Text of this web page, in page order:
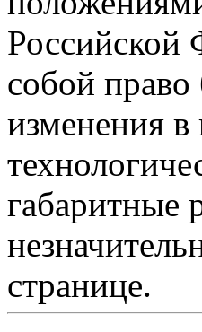
Российской
собой право
изменения
габаритные
странице.